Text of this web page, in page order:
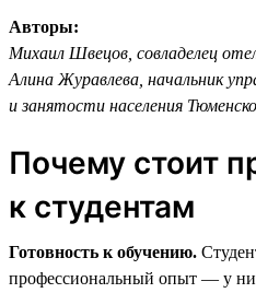
Авторы:
Михаил Швецов, совладелец
Алина Журавлева, начальник
и занятости населения
Почему стоит
к студентам
Готовность к обучению.
профессиональный опыт — у